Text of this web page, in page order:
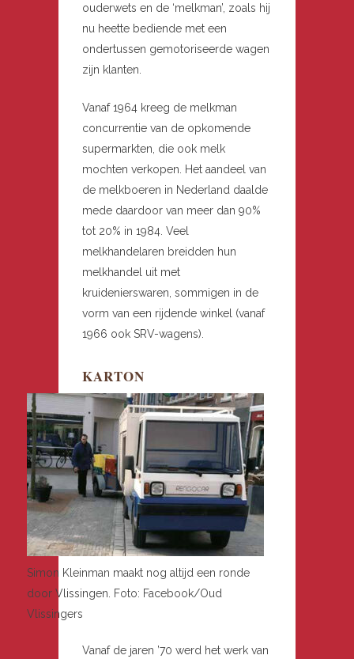
ouderwets en de ‘melkman’, zoals hij
nu heette bediende met een
ondertussen gemotoriseerde wagen
zijn klanten.
Vanaf 1964 kreeg de melkman
concurrentie van de opkomende
supermarkten, die ook melk
mochten verkopen. Het aandeel van
de melkboeren in Nederland daalde
mede daardoor van meer dan 90%
tot 20% in 1984. Veel
melkhandelaren breidden hun
melkhandel uit met
kruidenierswaren, sommigen in de
vorm van een rijdende winkel (vanaf
1966 ook SRV-wagens).
KARTON
Simon Kleinman maakt nog altijd een ronde
door Vlissingen. Foto: Facebook/Oud
Vlissingers
Vanaf de jaren ’70 werd het werk van